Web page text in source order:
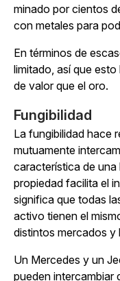
minado por cientos
con metales para
En términos de
limitado, así que
de valor que el oro.
Fungibilidad
La fungibilidad hace
mutuamente
característica de una
propiedad facilita el
significa que todas
activo tienen el
distintos mercados y
Un Mercedes y un
pueden intercambiar